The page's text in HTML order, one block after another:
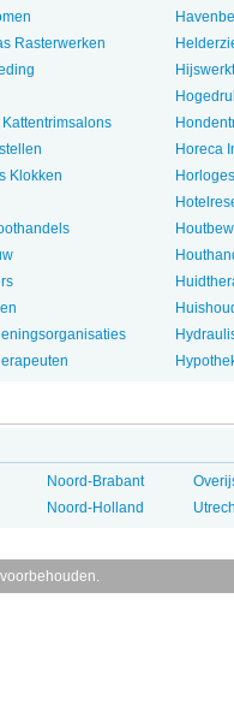
Rasterwerken
Klokken
Horeca
Noord-Brabant
Noord-Holland